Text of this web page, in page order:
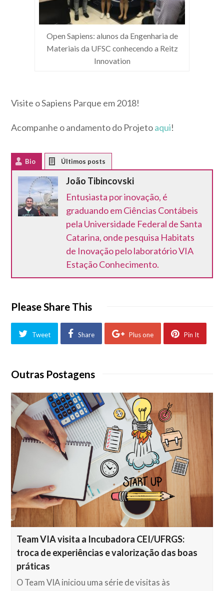
Open Sapiens: alunos da Engenharia de
Materiais da UFSC conhecendo a Reitz
Innovation
Visite o Sapiens Parque em 2018!
Acompanhe o andamento do Projetoaqui!
Bio
João Tibincovski
Entusiasta por inovação, é
graduando em Ciências Contábeis
pela Universidade Federal de Santa
Catarina, onde pesquisa Habitats
de Inovação pelo laboratório VIA
Estação Conhecimento.
Please Share This
Tweet Share Plus one Pin It
Outras Postagens
Team VIA visita a Incubadora CEI/UFRGS:
troca de experiências e valorização das boas
práticas
O Team VIA iniciou uma série de visitas às